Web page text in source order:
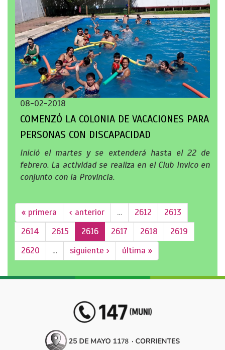
08-02-2018
COMENZÓ LA COLONIA DE VACACIONES PARA
PERSONAS CON DISCAPACIDAD
Inició el martes y se extenderá hasta el 22 de
febrero. La actividad se realiza en el Club Invico en
conjunto con la Provincia.
« primera ‹ anterior … 2612
2613
2614
2615 2616 2617 2618
2619
2620
… siguiente › última »